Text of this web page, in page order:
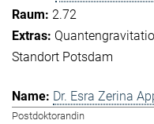
2.72
Standort Potsdam
Dr. Esra Zerina
Postdoktorandin